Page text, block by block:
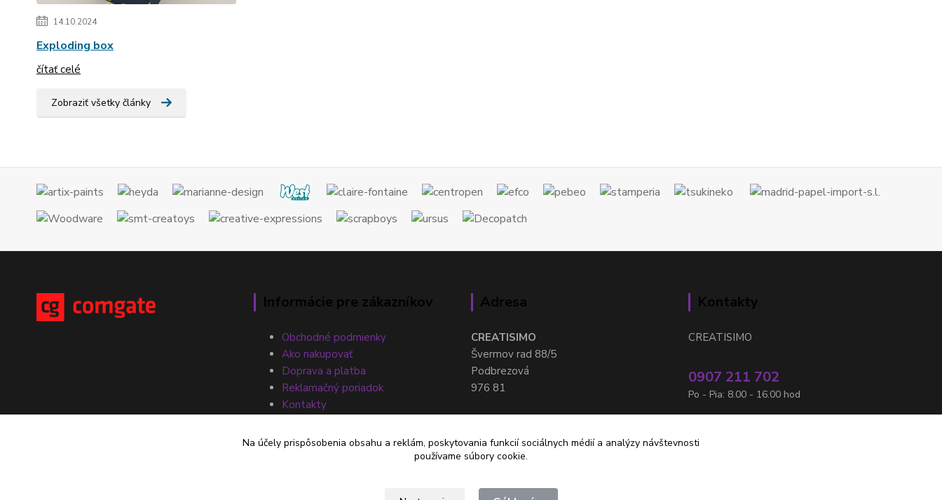
14.10.2024
Exploding box
čítať celé
Zobraziť všetky články
Informácie pre zákazníkov
Obchodné podmienky
Ako nakupovať
Doprava a platba
Reklamačný poriadok
Kontakty
Adresa
CREATISIMO
Švermov rad 88/5
Podbrezová
976 81
Kontakty
CREATISIMO
0907 211 702
Po - Pia: 8.00 - 16.00 hod
Na účely prispôsobenia obsahu a reklám, poskytovania funkcií sociálnych médií a analýzy návštevnosti
používame súbory cookie.